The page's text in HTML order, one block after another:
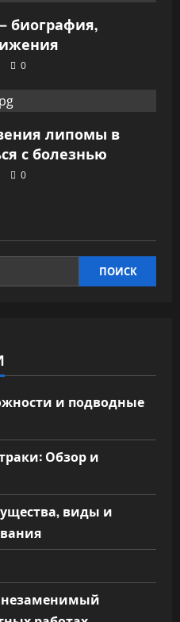
биография,
0
липомы в
с болезнью
0
ПОИСК
и подводные
Обзор и
виды и